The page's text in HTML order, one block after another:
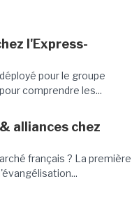
l'Express-
pour le groupe
comprendre les...
alliances chez
français ? La première